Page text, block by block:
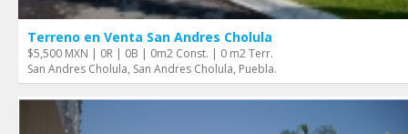
Terreno en Venta San Andres Cholula
$5,500 MXN | 0R | 0B | 0m2 Const. | 0 m2 Terr.
San Andres Cholula, San Andres Cholula, Puebla.